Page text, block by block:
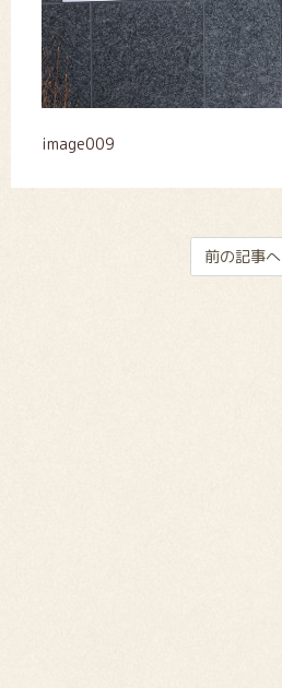
image009
前の記事へ